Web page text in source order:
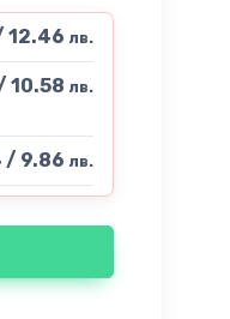
12.46 лв.
10.58 лв.
/ 9.86 лв.